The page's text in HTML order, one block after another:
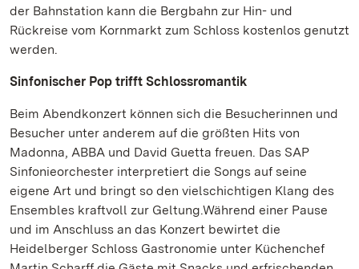
der Bahnstation kann die Bergbahn zur Hin- und
Rückreise vom Kornmarkt zum Schloss kostenlos genutzt
werden.
Sinfonischer Pop trifft Schlossromantik
Beim Abendkonzert können sich die Besucherinnen und
Besucher unter anderem auf die größten Hits von
Madonna, ABBA und David Guetta freuen. Das SAP
Sinfonieorchester interpretiert die Songs auf seine
eigene Art und bringt so den vielschichtigen Klang des
Ensembles kraftvoll zur Geltung.Während einer Pause
und im Anschluss an das Konzert bewirtet die
Heidelberger Schloss Gastronomie unter Küchenchef